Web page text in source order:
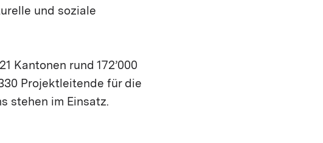
und soziale
Kantonen rund 172’000
Projektleitende für die
stehen im Einsatz.